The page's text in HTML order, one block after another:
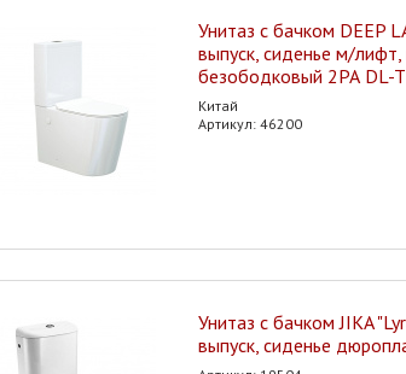
Унитаз с бачком DEEP
выпуск, сиденье м/лифт,
безободковый 2РА DL-
Китай
Артикул: 46200
Унитаз с бачком JIKA
выпуск, сиденье